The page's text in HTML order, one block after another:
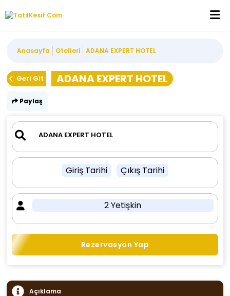
Anasayfa Otelleri ADANA EXPERT HOTEL
Geri Git ADANA EXPERT HOTEL
Paylaş
Giriş Tarihi Çıkış Tarihi
2 Yetişkin
Rezervasyon Yap
Açıklama